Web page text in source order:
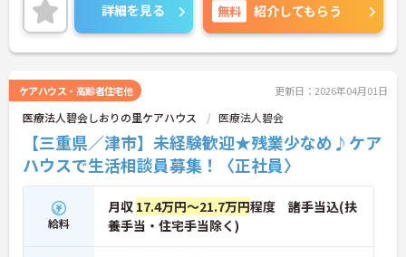
詳細を見る 無料 紹介してもらう
ケアハウス・高齢者住宅他 更新日：2026年04月01日
医療法人碧会しおりの里ケアハウス 医療法人碧会
【三重県／津市】未経験歓迎★残業少なめ♪ケア
ハウスで生活相談員募集！〈正社員〉
給料
月収 17.4万円～21.7万円程度 諸手当込(扶
養手当・住宅手当除く)